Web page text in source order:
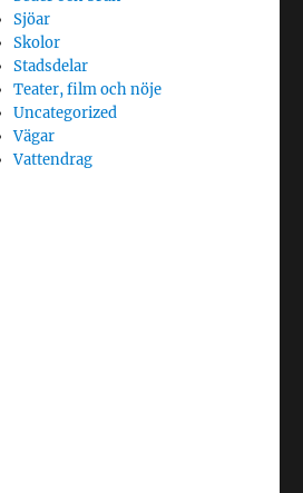
Sjöar
Skolor
Stadsdelar
Teater, film och nöje
Uncategorized
Vägar
Vattendrag